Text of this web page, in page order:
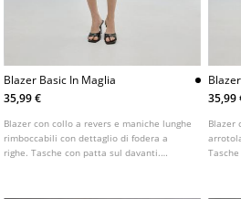
Blazer Basic In Maglia
35,99 €
Blazer con collo a revers e maniche lunghe
rimboccabili con dettaglio di fodera a
righe. Tasche con patta sul davanti.
35,99
Blazer